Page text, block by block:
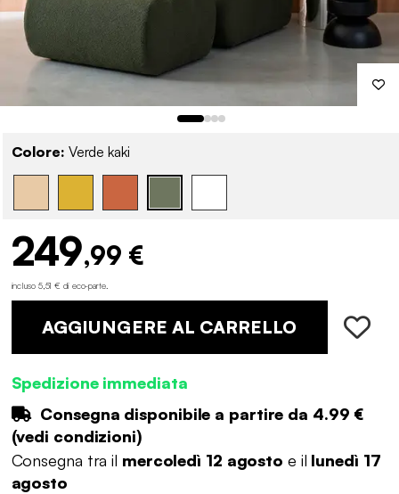
Colore: Verde kaki
249,99 €
incluso 5,51 € di eco-parte.
AGGIUNGERE AL CARRELLO
Spedizione immediata
Consegna disponibile a partire da 4.99 €
(vedi condizioni)
Consegna tra il mercoledì 12 agosto e il lunedì 17
agosto